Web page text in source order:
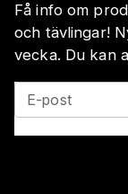
Få info om
och tävlingar!
vecka. Du kan
E-post